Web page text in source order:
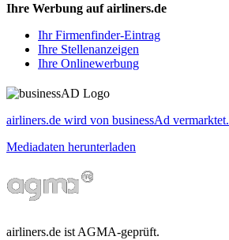
Ihre Werbung auf airliners.de
Ihr Firmenfinder-Eintrag
Ihre Stellenanzeigen
Ihre Onlinewerbung
airliners.de wird von businessAd vermarktet.
Mediadaten herunterladen
airliners.de ist AGMA-geprüft.